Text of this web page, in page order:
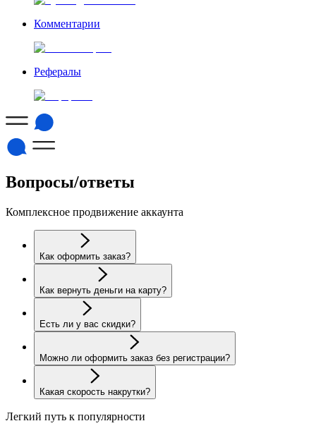
Комментарии
Рефералы
Вопросы/ответы
Комплексное продвижение аккаунта
Как оформить заказ?
Как вернуть деньги на карту?
Есть ли у вас скидки?
Можно ли оформить заказ без регистрации?
Какая скорость накрутки?
Легкий путь к популярности